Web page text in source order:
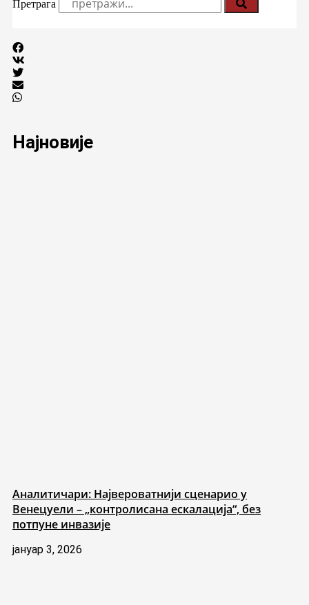
Претрага
Најновије
Аналитичари: Највероватнији сценарио у
Венецуели – „контролисана ескалација“, без
потпуне инвазије
јануар 3, 2026